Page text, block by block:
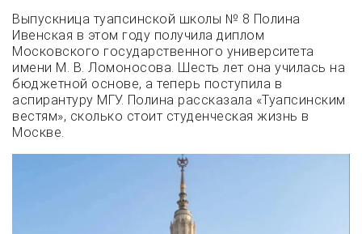
Выпускница туапсинской школы № 8 Полина
Ивенская в этом году получила диплом
Московского государственного университета
имени М. В. Ломоносова. Шесть лет она училась на
бюджетной основе, а теперь поступила в
аспирантуру МГУ. Полина рассказала «Туапсинским
вестям», сколько стоит студенческая жизнь в
Москве.